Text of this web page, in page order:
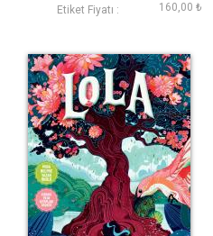
Etiket Fiyatı : 160,00 ₺